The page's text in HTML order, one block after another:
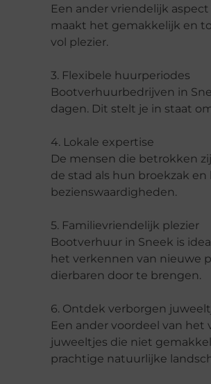
Een ander vriendelijk
maakt het gemakkelijk en
vol plezier.
3. Flexibele huurperiodes
Bootverhuurbedrijven in
dagen. Dit stelt je in staat
4. Lokale expertise
De mensen die betrokken
de stad als hun broekzak
bezienswaardigheden.
5. Familievriendelijk plezier
Bootverhuur in Sneek is
het verkennen van nieuwe
dierbaren door te brengen.
6. Ontdek verborgen j
Een ander voordeel van
juweeltjes die niet
prachtige natuurlijke